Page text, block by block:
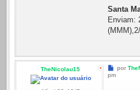
Santa
Enviam:
TheNicolau15 por
pm